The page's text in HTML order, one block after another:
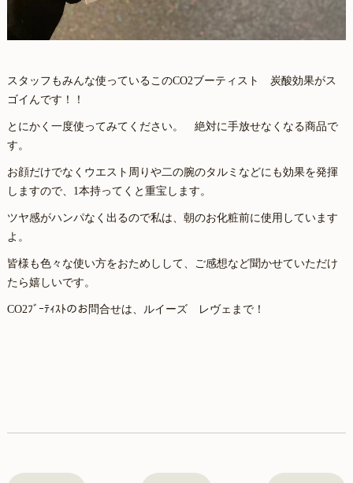
スタッフもみんな使っているこのCO2ブーティスト 炭酸効果がス
ゴイんです！！
とにかく一度使ってみてください。 絶対に手放せなくなる商品で
す。
お顔だけでなくウエスト周りや二の腕のタルミなどにも効果を発揮
しますので、1本持ってくと重宝します。
ツヤ感がハンパなく出るので私は、朝のお化粧前に使用しています
よ。
皆様も色々な使い方をおためしして、ご感想など聞かせていただけ
たら嬉しいです。
CO2ﾌﾞｰﾃｨｽﾄのお問合せは、ルイーズ レヴェまで！